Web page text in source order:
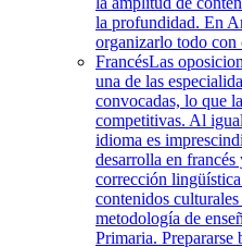
la profundidad. En
organizarlo todo con
FrancésLas
una de las
convocadas, lo que
competitivas. Al
idioma es
desarrolla en
corrección
contenidos
metodología de
Primaria.